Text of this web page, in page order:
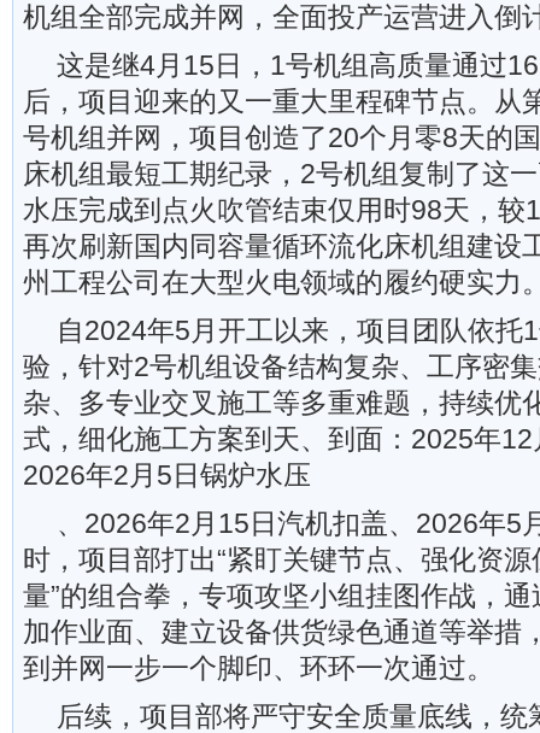
机组全部完成并网，全面投产运营进入倒
这是继4月15日，1号机组高质量通过
后，项目迎来的又一重大里程碑节点。从
号机组并网，项目创造了20个月零8天的
床机组最短工期纪录，2号机组复制了这
水压完成到点火吹管结束仅用时98天，较
再次刷新国内同容量循环流化床机组建设
州工程公司在大型火电领域的履约硬实力
自2024年5月开工以来，项目团队依托
验，针对2号机组设备结构复杂、工序密
杂、多专业交叉施工等多重难题，持续优
式，细化施工方案到天、到面：2025年
2026年2月5日锅炉水压
、2026年2月15日汽机扣盖、2026年5
时，项目部打出“紧盯关键节点、强化资
量”的组合拳，专项攻坚小组挂图作战，
加作业面、建立设备供货绿色通道等举措
到并网一步一个脚印、环环一次通过。
后续，项目部将严守安全质量底线，